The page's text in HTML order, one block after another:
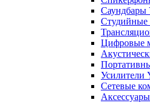
Саундбары
Студийные
Цифровые
Усилители
Сетевые